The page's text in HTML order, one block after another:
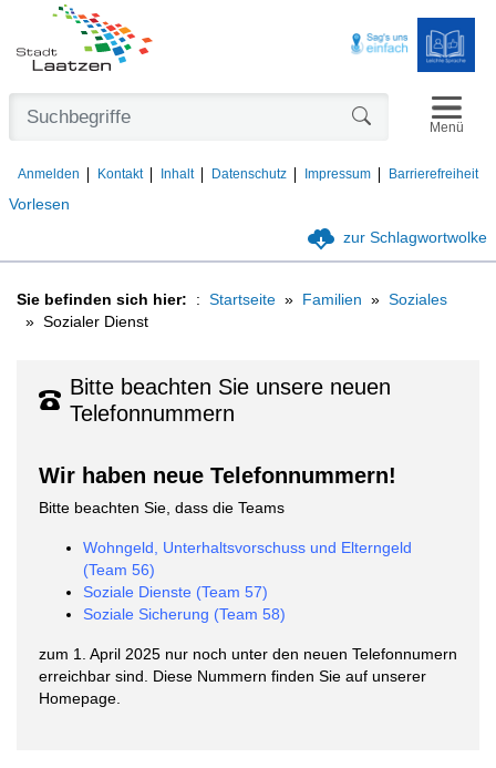
Vorlesen
Anmelden Kontakt Inhalt Datenschutz Impressum Barrierefreiheit
Menü
zur Schlagwortwolke
Sie befinden sich hier: Startseite Familien
Soziales
Sozialer Dienst
Bitte beachten Sie unsere neuen
Telefonnummern
Wir haben neue Telefonnummern!
Bitte beachten Sie, dass die Teams
Wohngeld, Unterhaltsvorschuss und Elterngeld
(Team 56)
Soziale Dienste (Team 57)
Soziale Sicherung (Team 58)
zum 1. April 2025 nur noch unter den neuen Telefonnumern
erreichbar sind. Diese Nummern finden Sie auf unserer
Homepage.